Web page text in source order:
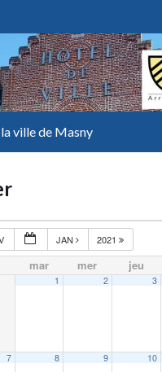
ville de Masny
JAN 2021
mar mer jeu
1 2 3
7 8 9 10